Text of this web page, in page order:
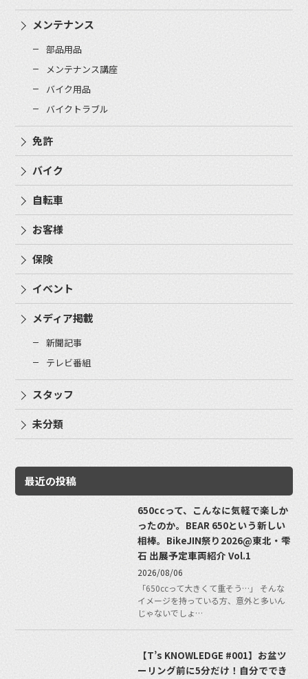
メンテナンス
部品用品
メンテナンス講座
バイク用品
バイクトラブル
免許
バイク
自転車
お客様
保険
イベント
メディア掲載
新聞記事
テレビ番組
スタッフ
未分類
最近の投稿
650ccって、こんなに気軽で楽しか
ったのか。BEAR 650という新しい
相棒。BikeJIN祭り2026@東北・雫
石 出展予定車両紹介 Vol.1
2026/08/06
「650ccって大きくて重そう…」 そんな
イメージを持っている方、意外と多いん
じゃないでしょ…
【T’s KNOWLEDGE #001】お盆ツ
ーリング前に5分だけ！自分ででき